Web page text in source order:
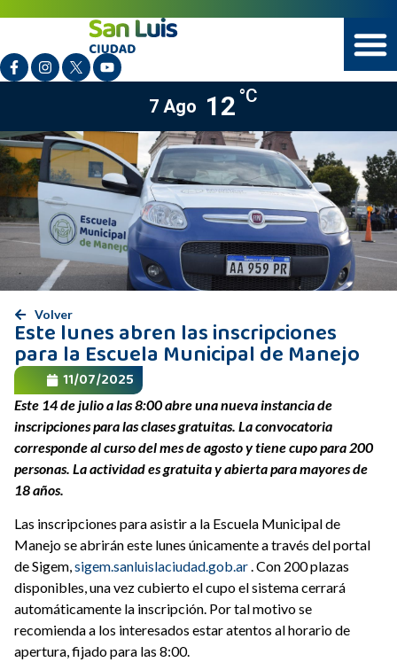
7 Ago 12 °C
Volver
Este lunes abren las inscripciones
para la Escuela Municipal de Manejo
11/07/2025
Este 14 de julio a las 8:00 abre una nueva instancia de
inscripciones para las clases gratuitas. La convocatoria
corresponde al curso del mes de agosto y tiene cupo para 200
personas. La actividad es gratuita y abierta para mayores de
18 años.
Las inscripciones para asistir a la Escuela Municipal de
Manejo se abrirán este lunes únicamente a través del portal
de Sigem,sigem.sanluislaciudad.gob.ar. Con 200 plazas
disponibles, una vez cubierto el cupo el sistema cerrará
automáticamente la inscripción. Por tal motivo se
recomienda a los interesados estar atentos al horario de
apertura, fijado para las 8:00.